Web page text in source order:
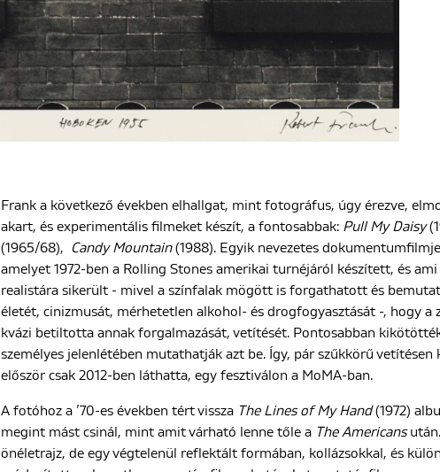
Frank a következő években elhallgat, mint fotográfus, úgy érezve,
akart, és experimentális filmeket készít, a fontosabbak: Pull My Daisy
(1965/68),
Candy Mountain(1988). Egyik nevezetes dokumentumfilmje
amelyet 1972-ben a Rolling Stones amerikai turnéjáról készített, és
realistára sikerült - mivel a színfalak mögött is forgathatott és
életét, cinizmusát, mérhetetlen alkohol- és drogfogyasztását -, hogy a
kvázi betiltotta annak forgalmazását, vetítését. Pontosabban
személyes jelenlétében mutathatják azt be. Így, pár szűkkörű vetítésen
először csak 2012-ben láthatta, egy fesztiválon a MoMA-ban.
A fotóhoz a ’70-es években tért vissza The Lines of My Hand(1972)
megint mást csinál, mint amit várható lenne tőle a The Americans
önéletrajz, de egy végtelenül reflektált formában, kollázsokkal, és